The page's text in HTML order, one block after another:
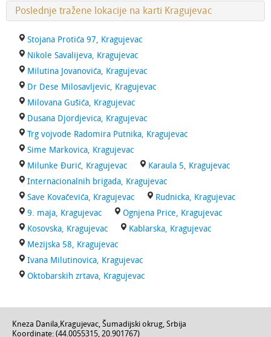
Poslednje tražene lokacije na karti Kragujevac
Stojana Protića 97, Kragujevac
Nikole Savalijeva, Kragujevac
Milutina Jovanovića, Kragujevac
Dr Dese Milosavljevic, Kragujevac
Milovana Gušića, Kragujevac
Dusana Djordjevica, Kragujevac
Trg vojvode Radomira Putnika, Kragujevac
Sime Markovica, Kragujevac
Milunke Đurić, Kragujevac
Karaula 5, Kragujevac
Internacionalnih brigada, Kragujevac
Save Kovačevića, Kragujevac
Rudnicka, Kragujevac
9. maja, Kragujevac
Ognjena Price, Kragujevac
Kosovska, Kragujevac
Kablarska, Kragujevac
Mezijska 58, Kragujevac
Ivana Milutinovica, Kragujevac
Oktobarskih zrtava, Kragujevac
Kneza Danila,Kragujevac, Šumadijski okrug, Srbija
Koordinate: (44.0055315, 20.901767)